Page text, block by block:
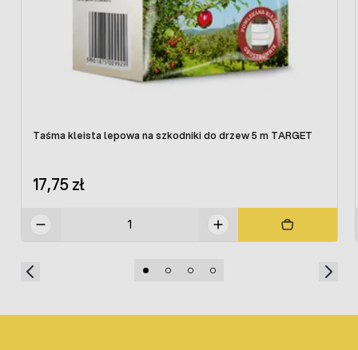
Taśma kleista lepowa na szkodniki do drzew 5 m TARGET
17,75 zł